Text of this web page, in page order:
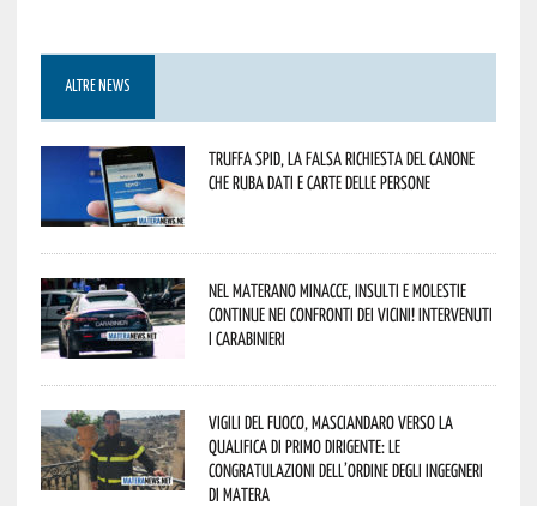
ALTRE NEWS
Truffa Spid, la falsa richiesta del canone
che ruba dati e carte delle persone
Nel materano minacce, insulti e molestie
continue nei confronti dei vicini! Intervenuti
i Carabinieri
Vigili del Fuoco, Masciandaro verso la
qualifica di Primo Dirigente: le
congratulazioni dell’Ordine degli Ingegneri
di Matera